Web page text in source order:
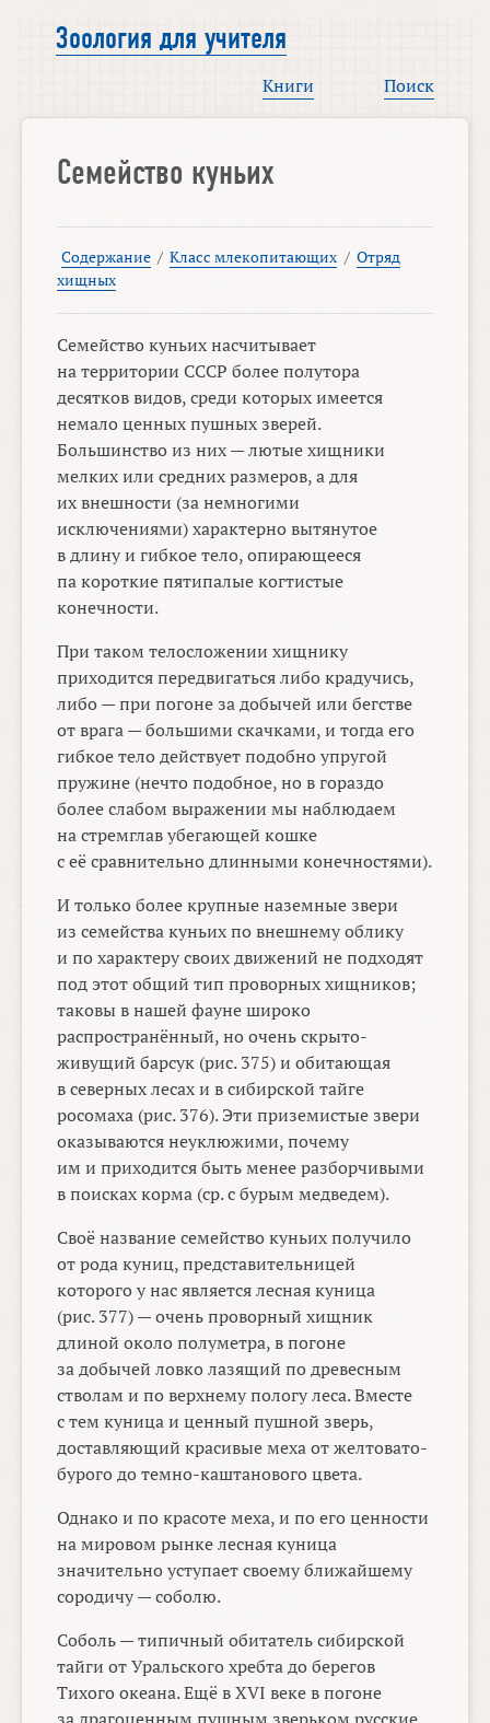
Зоология для учителя
Книги Поиск
Семейство куньих
Содержание / Класс млекопитающих / Отряд
хищных
Семейство куньих насчитывает
на территории СССР более полутора
десятков видов, среди которых имеется
немало ценных пушных зверей.
Большинство из них — лютые хищники
мелких или средних размеров, а для
их внешности (за немногими
исключениями) характерно вытянутое
в длину и гибкое тело, опирающееся
па короткие пятипалые когтистые
конечности.
При таком телосложении хищнику
приходится передвигаться либо крадучись,
либо — при погоне за добычей или бегстве
от врага — большими скачками, и тогда его
гибкое тело действует подобно упругой
пружине (нечто подобное, но в гораздо
более слабом выражении мы наблюдаем
на стремглав убегающей кошке
с её сравнительно длинными конечностями).
И только более крупные наземные звери
из семейства куньих по внешнему облику
и по характеру своих движений не подходят
под этот общий тип проворных хищников;
таковы в нашей фауне широко
распространённый, но очень скрыто-
живущий барсук (рис. 375) и обитающая
в северных лесах и в сибирской тайге
росомаха (рис. 376). Эти приземистые звери
оказываются неуклюжими, почему
им и приходится быть менее разборчивыми
в поисках корма (ср. с бурым медведем).
Своё название семейство куньих получило
от рода куниц, представительницей
которого у нас является лесная куница
(рис. 377) — очень проворный хищник
длиной около полуметра, в погоне
за добычей ловко лазящий по древесным
стволам и по верхнему пологу леса. Вместе
с тем куница и ценный пушной зверь,
доставляющий красивые меха от желтовато-
бурого до темно-каштанового цвета.
Однако и по красоте меха, и по его ценности
на мировом рынке лесная куница
значительно уступает своему ближайшему
сородичу — соболю.
Соболь — типичный обитатель сибирской
тайги от Уральского хребта до берегов
Тихого океана. Ещё в XVI веке в погоне